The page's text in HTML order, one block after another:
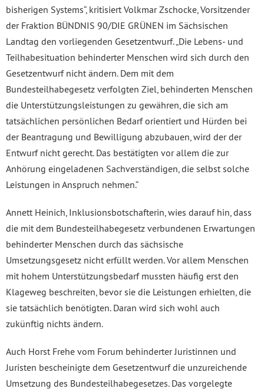
bisherigen Systems“, kritisiert Volkmar Zschocke, Vorsitzender
der Fraktion BÜNDNIS 90/DIE GRÜNEN im Sächsischen
Landtag den vorliegenden Gesetzentwurf. „Die Lebens- und
Teilhabesituation behinderter Menschen wird sich durch den
Gesetzentwurf nicht ändern. Dem mit dem
Bundesteilhabegesetz verfolgten Ziel, behinderten Menschen
die Unterstützungsleistungen zu gewähren, die sich am
tatsächlichen persönlichen Bedarf orientiert und Hürden bei
der Beantragung und Bewilligung abzubauen, wird der der
Entwurf nicht gerecht. Das bestätigten vor allem die zur
Anhörung eingeladenen Sachverständigen, die selbst solche
Leistungen in Anspruch nehmen.“
Annett Heinich, Inklusionsbotschafterin, wies darauf hin, dass
die mit dem Bundesteilhabegesetz verbundenen Erwartungen
behinderter Menschen durch das sächsische
Umsetzungsgesetz nicht erfüllt werden. Vor allem Menschen
mit hohem Unterstützungsbedarf mussten häufig erst den
Klageweg beschreiten, bevor sie die Leistungen erhielten, die
sie tatsächlich benötigten. Daran wird sich wohl auch
zukünftig nichts ändern.
Auch Horst Frehe vom Forum behinderter Juristinnen und
Juristen bescheinigte dem Gesetzentwurf die unzureichende
Umsetzung des Bundesteilhabegesetzes. Das vorgelegte